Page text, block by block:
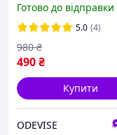
Металеве кріплення
кронштейн для
телевізора 55 д.
Готово до відправки
5.0 (4)
490₴
980 ₴
Купити
ODEVISE